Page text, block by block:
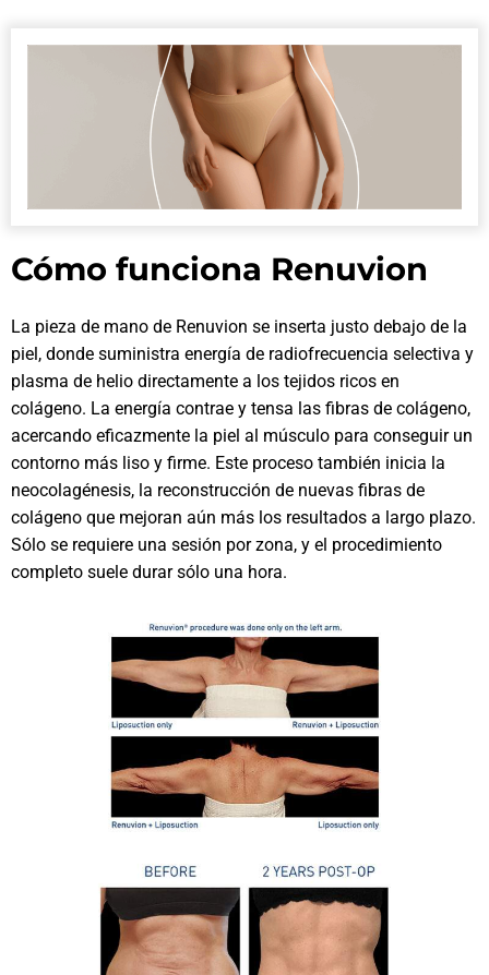
Cómo funciona Renuvion
La pieza de mano de Renuvion se inserta justo debajo de la
piel, donde suministra energía de radiofrecuencia selectiva y
plasma de helio directamente a los tejidos ricos en
colágeno. La energía contrae y tensa las fibras de colágeno,
acercando eficazmente la piel al músculo para conseguir un
contorno más liso y firme. Este proceso también inicia la
neocolagénesis, la reconstrucción de nuevas fibras de
colágeno que mejoran aún más los resultados a largo plazo.
Sólo se requiere una sesión por zona, y el procedimiento
completo suele durar sólo una hora.